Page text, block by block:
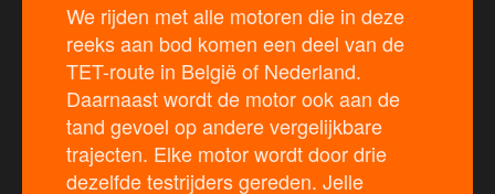
We rijden met alle motoren die in deze
reeks aan bod komen een deel van de
TET-route in België of Nederland.
Daarnaast wordt de motor ook aan de
tand gevoel op andere vergelijkbare
trajecten. Elke motor wordt door drie
dezelfde testrijders gereden. Jelle